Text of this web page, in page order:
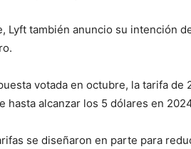
Lyft también anuncio su intención
votada en octubre, la tarifa
hasta alcanzar los 5 dólares en
se diseñaron en parte para